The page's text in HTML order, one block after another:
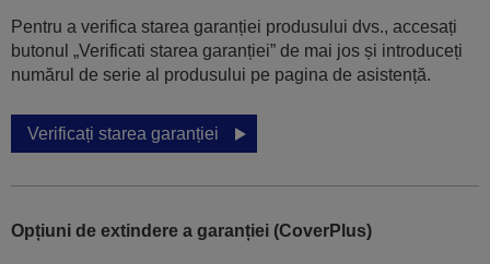
Pentru a verifica starea garanției produsului dvs., accesați
butonul „Verificati starea garanției” de mai jos și introduceți
numărul de serie al produsului pe pagina de asistență.
Verificați starea garanției
Opțiuni de extindere a garanției (CoverPlus)